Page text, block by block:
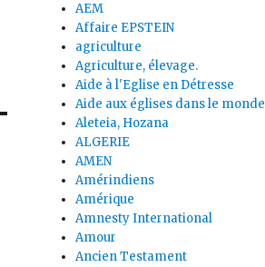
AEM
Affaire EPSTEIN
agriculture
Agriculture, élevage.
Aide à l'Eglise en Détresse
Aide aux églises dans le monde
Aleteia, Hozana
ALGERIE
AMEN
Amérindiens
Amérique
Amnesty International
Amour
Ancien Testament